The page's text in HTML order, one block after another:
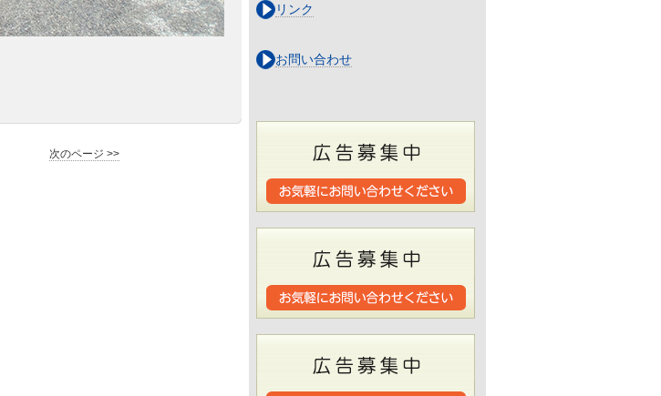
次のページ >>
リンク
お問い合わせ